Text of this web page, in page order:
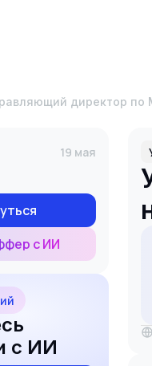
директор по
19 мая
с ИИ
с ИИ